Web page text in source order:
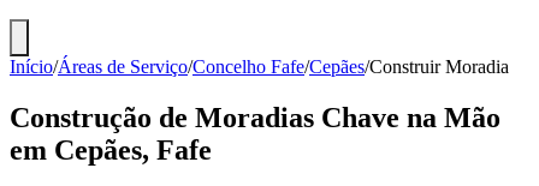
Início/Áreas de Serviço/Concelho Fafe/Cepães/Construir Moradia
Construção de Moradias Chave na Mão
em Cepães, Fafe